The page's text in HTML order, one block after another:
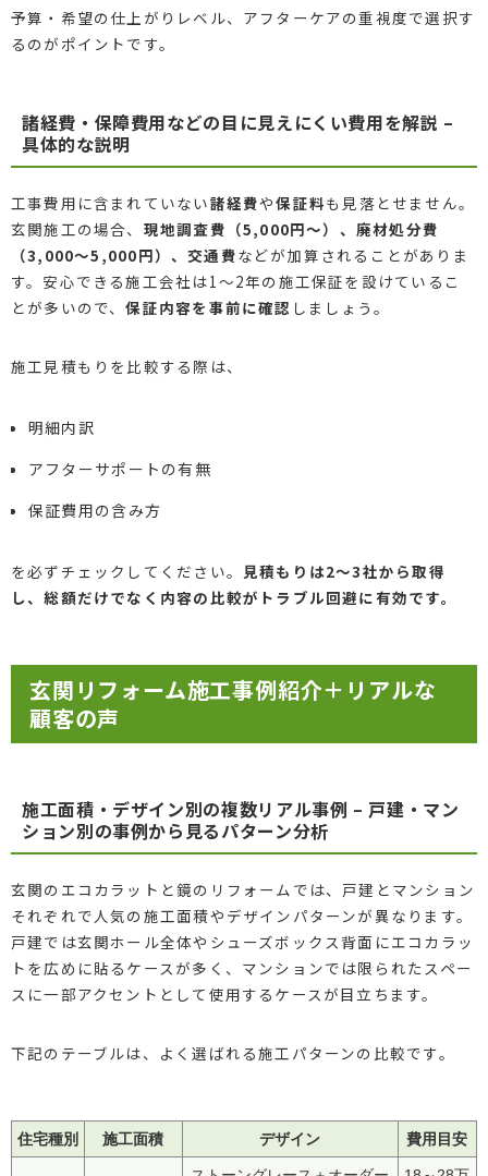
予算・希望の仕上がりレベル、アフターケアの重視度で選択す
るのがポイントです。
諸経費・保障費用などの目に見えにくい費用を解説 –
具体的な説明
工事費用に含まれていない諸経費や保証料も見落とせません。
玄関施工の場合、 現地調査費（5,000円～）、廃材処分費
（3,000～5,000円）、交通費などが加算されることがありま
す。安心できる施工会社は1～2年の施工保証を設けているこ
とが多いので、保証内容を事前に確認 しましょう。
施工見積もりを比較する際は、
明細内訳
アフターサポートの有無
保証費用の含み方
を必ずチェックしてください。 見積もりは2～3社から取得
し、総額だけでなく内容の比較がトラブル回避に有効です。
玄関リフォーム施工事例紹介＋リアルな
顧客の声
施工面積・デザイン別の複数リアル事例 – 戸建・マン
ション別の事例から見るパターン分析
玄関のエコカラットと鏡のリフォームでは、戸建とマンション
それぞれで人気の施工面積やデザインパターンが異なります。
戸建では玄関ホール全体やシューズボックス背面にエコカラッ
トを広めに貼るケースが多く、マンションでは限られたスペー
スに一部アクセントとして使用するケースが目立ちます。
下記のテーブルは、よく選ばれる施工パターンの比較です。
住宅種別 施工面積 デザイン 費用目安